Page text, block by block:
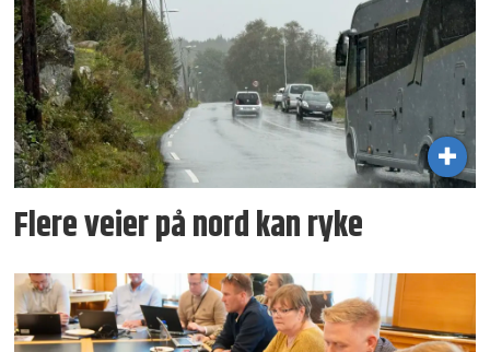
Flere veier på nord kan ryke